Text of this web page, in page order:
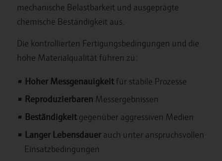
mechanische Belastbarkeit und ausgeprägte
chemische Beständigkeit aus.
Die kontrollierten Fertigungsbedingungen und die
hohe Materialqualität führen zu:
Hoher Messgenauigkeitfür stabile Prozesse
Reproduzierbaren Messergebnissen
Beständigkeitgegenüber aggressiven Medien
Langer Lebensdauerauch unter anspruchsvollen
Einsatzbedingungen